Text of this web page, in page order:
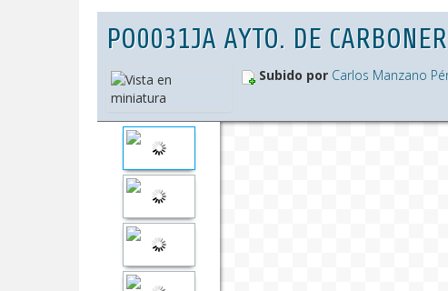
PO0031JA AYTO. DE
Subido por Carlos Manzano